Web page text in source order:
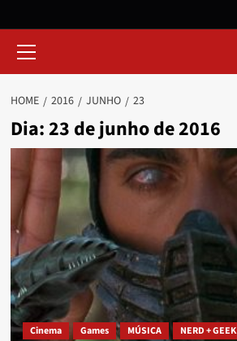
HOME 2016 JUNHO 23
Dia:23 de junho de 2016
Cinema Games MÚSICA NERD + GEEK